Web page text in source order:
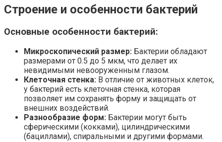
Строение и особенности бактерий
Основные особенности бактерий:
Микроскопический размер: Бактерии обладают
размерами от 0.5 до 5 мкм, что делает их
невидимыми невооруженным глазом.
Клеточная стенка: В отличие от животных клеток,
у бактерий есть клеточная стенка, которая
позволяет им сохранять форму и защищать от
внешних воздействий.
Разнообразие форм: Бактерии могут быть
сферическими (кокками), цилиндрическими
(бациллами), спиральными и другими формами.